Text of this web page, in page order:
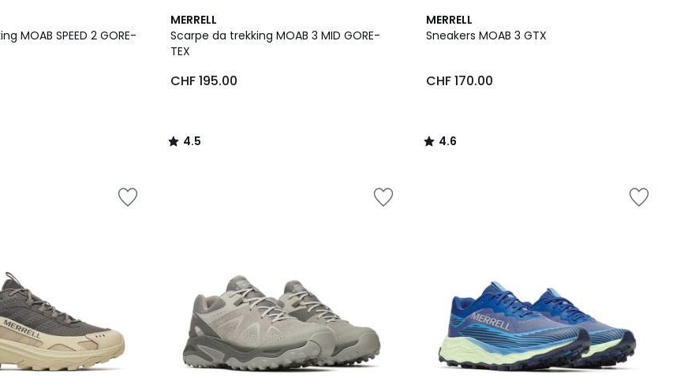
MOAB SPEED 2 GORE-
MERRELL
Scarpe da trekking MOAB 3 MID GORE-
TEX
CHF 195.00
4.5
/ 5
4.5
/
MERRELL
Sneakers MOAB 3 GTX
CHF 170.00
4.6
/ 5
4.6
/